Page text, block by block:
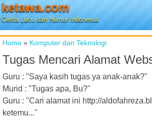
ketawa.com
Cerita Lucu dan Humor Indonesia
Home » Komputer dan Teknologi
Tugas Mencari Alamat
Guru : "Saya kasih tugas ya anak-anak?"
Murid : "Tugas apa, Bu?"
Guru : "Cari alamat ini http://
ketemu..."